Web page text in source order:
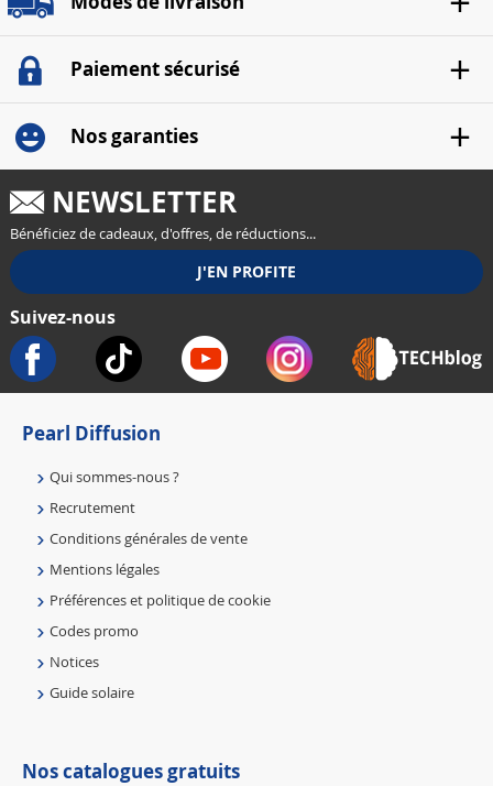
Paiement sécurisé
Nos garanties
NEWSLETTER
Bénéficiez de cadeaux, d'offres, de réductions...
Suivez-nous
Pearl Diffusion
Qui sommes-nous ?
Recrutement
Conditions générales de vente
Mentions légales
Préférences et politique de cookie
Codes promo
Notices
Guide solaire
Nos catalogues gratuits